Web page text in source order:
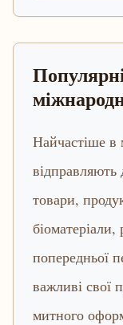
Найчастіше
товари,
попередньої
важливі свої
митного